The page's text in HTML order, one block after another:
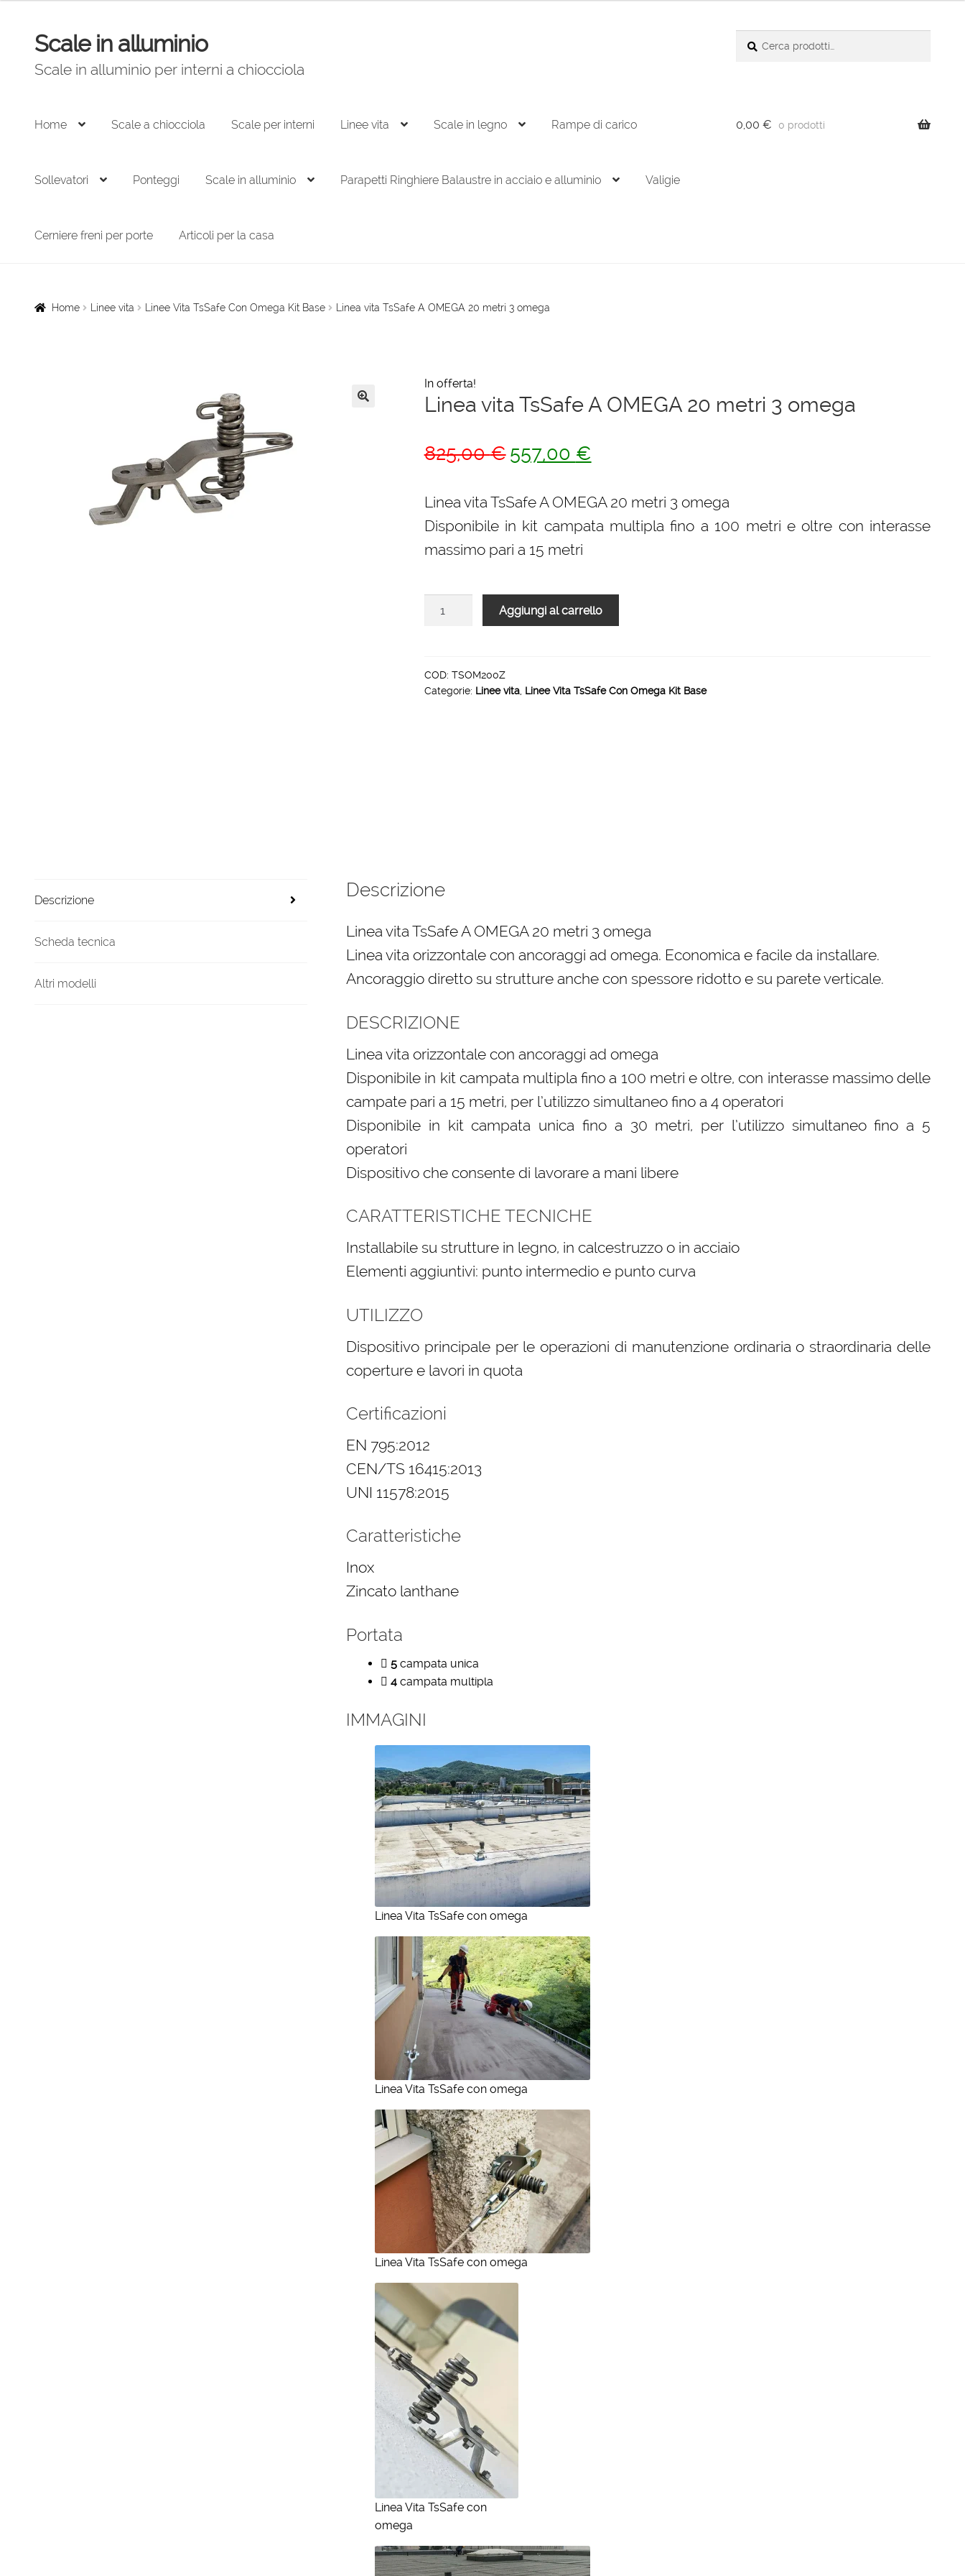
Vai
alla
navigazione
Vai
al
contenuto
Scale in alluminio
Scale in alluminio per interni a chiocciola
Home Scale a chiocciola Scale per interni Linee vita Scale in legno Rampe di carico
Sollevatori Ponteggi Scale in alluminio Parapetti Ringhiere Balaustre in acciaio e alluminio Valigie
Cerniere freni per porte Articoli per la casa
0,00 € 0 prodotti
Home Linee vita Linee Vita TsSafe Con Omega Kit Base Linea vita TsSafe A OMEGA 20 metri 3 omega
In offerta!
Linea vita TsSafe A OMEGA 20 metri 3 omega
825,00€ Il
originale
era:
825,00 €.
557,00 €
attuale
è:
Linea vita TsSafe A OMEGA 20 metri 3 omega
Disponibile in kit campata multipla fino a 100 metri e oltre con interasse
massimo pari a 15 metri
OMEGA
20
Aggiungi al carrello
COD: TSOM200Z
Categorie: Linee vita, Linee Vita TsSafe Con Omega Kit Base
Descrizione
Scheda tecnica
Altri modelli
Descrizione
Linea vita TsSafe A OMEGA 20 metri 3 omega
Linea vita orizzontale con ancoraggi ad omega. Economica e facile da installare.
Ancoraggio diretto su strutture anche con spessore ridotto e su parete verticale.
DESCRIZIONE
Linea vita orizzontale con ancoraggi ad omega
Disponibile in kit campata multipla fino a 100 metri e oltre, con interasse massimo delle
campate pari a 15 metri, per l’utilizzo simultaneo fino a 4 operatori
Disponibile in kit campata unica fino a 30 metri, per l’utilizzo simultaneo fino a 5
operatori
Dispositivo che consente di lavorare a mani libere
CARATTERISTICHE TECNICHE
Installabile su strutture in legno, in calcestruzzo o in acciaio
Elementi aggiuntivi: punto intermedio e punto curva
UTILIZZO
Dispositivo principale per le operazioni di manutenzione ordinaria o straordinaria delle
coperture e lavori in quota
Certificazioni
EN 795:2012
CEN/TS 16415:2013
UNI 11578:2015
Caratteristiche
Inox
Zincato lanthane
Portata
5campata unica
4campata multipla
IMMAGINI
Linea Vita TsSafe con omega
Linea Vita TsSafe con omega
Linea Vita TsSafe con omega
Linea Vita TsSafe con
omega
825,00 €.557,00 €.